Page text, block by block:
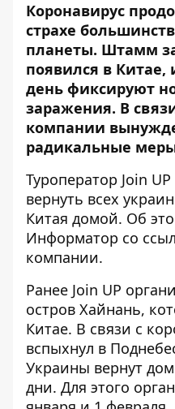
Коронавирус
страхе
планеты. Штамм
появился в
день фиксируют
заражения. В
компании
радикальные
Туроператор Join
вернуть всех
Китая домой. Об
Информатор со
компании.
Ранее Join UP
остров Хайнань,
Китае. В связи с
вспыхнул в
Украины вернут
дни. Для этого